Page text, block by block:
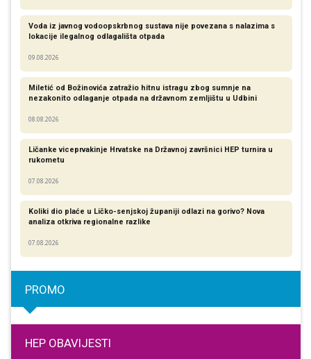
Voda iz javnog vodoopskrbnog sustava nije povezana s nalazima s
lokacije ilegalnog odlagališta otpada
09.08.2026
Miletić od Božinovića zatražio hitnu istragu zbog sumnje na
nezakonito odlaganje otpada na državnom zemljištu u Udbini
08.08.2026
Ličanke viceprvakinje Hrvatske na Državnoj završnici HEP turnira u
rukometu
07.08.2026
Koliki dio plaće u Ličko-senjskoj županiji odlazi na gorivo? Nova
analiza otkriva regionalne razlike​
07.08.2026
PROMO
HEP OBAVIJESTI